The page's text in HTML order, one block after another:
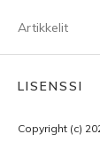
Artikkelit
LISENSSI
Copyright (c)